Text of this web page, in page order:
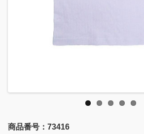
商品番号：73416